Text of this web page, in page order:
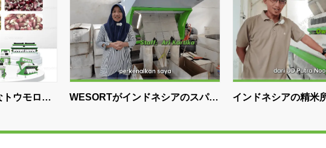
WESORTがインドネシアのスパイ
効率を改善するのにどのように役
インドネシアの精米所の事例研